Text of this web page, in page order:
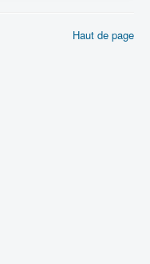
Haut de page